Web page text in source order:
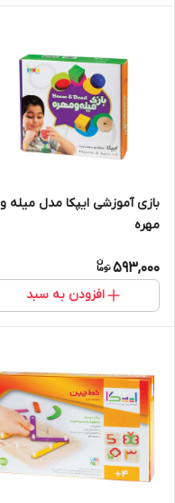
بازی آموزشی ایپکا مدل میله و
مهره
593,000
افزودن به سبد